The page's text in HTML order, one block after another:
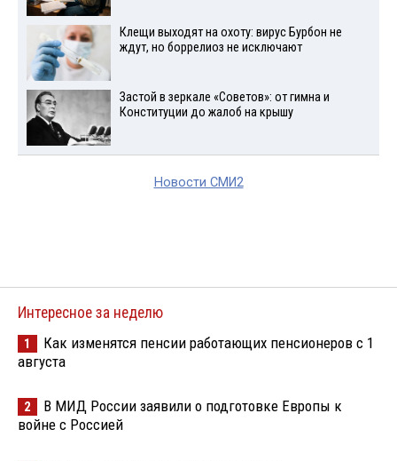
Клещи выходят на охоту: вирус Бурбон не
ждут, но боррелиоз не исключают
Застой в зеркале «Советов»: от гимна и
Конституции до жалоб на крышу
Новости СМИ2
Интересное за неделю
1
Как изменятся пенсии работающих пенсионеров с 1
августа
2
В МИД России заявили о подготовке Европы к
войне с Россией